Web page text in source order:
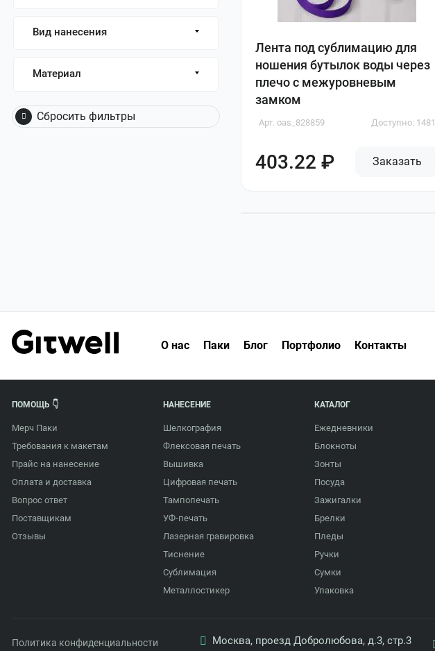
Вид нанесения
Материал
Сбросить фильтры
Лента под сублимацию для
ношения бутылок воды через
плечо с межуровневым
замком
Арт. oas_828859 Доступно: 1481
403.22 ₽ Заказать
О нас Паки Блог Портфолио Контакты
ПОМОЩЬ 👇
Мерч Паки
Требования к макетам
Прайс на нанесение
Оплата и доставка
Вопрос ответ
Поставщикам
Отзывы
НАНЕСЕНИЕ
Шелкография
Флексовая печать
Вышивка
Цифровая печать
Тампопечать
УФ-печать
Лазерная гравировка
Тиснение
Сублимация
Металлостикер
КАТАЛОГ
Ежедневники
Блокноты
Зонты
Посуда
Зажигалки
Брелки
Пледы
Ручки
Сумки
Упаковка
Политика конфиденциальности Москва, проезд Добролюбова, д.3, стр.3